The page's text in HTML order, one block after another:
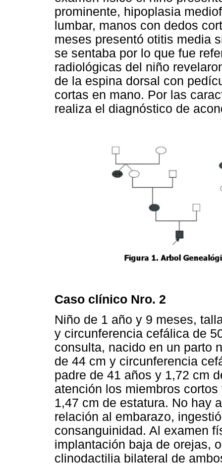
prominente, hipoplasia
lumbar, manos con dedos
meses presentó otitis media
se sentaba por lo que fue
radiológicas del niño
de la espina dorsal con
cortas en mano. Por las
realiza el diagnóstico de
Caso clínico Nro. 2
Niño de 1 año y 9 meses,
y circunferencia cefálica de
consulta, nacido en un parto
de 44 cm y circunferencia
padre de 41 años y 1,72 cm
atención los miembros
1,47 cm de estatura. No hay
relación al embarazo,
consanguinidad. Al examen
implantación baja de orejas,
clinodactilia bilateral de